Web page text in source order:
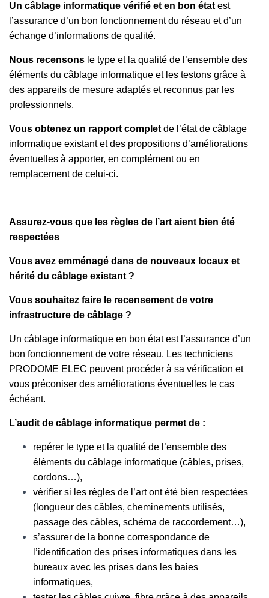
Un câblage informatique vérifié et en bon étatest
l’assurance d’un bon fonctionnement du réseau et d’un
échange d’informations de qualité.
Nous recensons le type et la qualité de l’ensemble des
éléments du câblage informatique et les testons grâce à
des appareils de mesure adaptés et reconnus par les
professionnels.
Vous obtenez un rapport completde l’état de câblage
informatique existant et des propositions d’améliorations
éventuelles à apporter, en complément ou en
remplacement de celui-ci.
Assurez-vous que les règles de l’art aient bien été
respectées
Vous avez emménagé dans de nouveaux locaux et
hérité du câblage existant ?
Vous souhaitez faire le recensement de votre
infrastructure de câblage ?
Un câblage informatique en bon état est l’assurance d’un
bon fonctionnement de votre réseau. Les techniciens
PRODOME ELEC peuvent procéder à sa vérification et
vous préconiser des améliorations éventuelles le cas
échéant.
L’audit de câblage informatique permet de :
repérer le type et la qualité de l’ensemble des
éléments du câblage informatique (câbles, prises,
cordons…),
vérifier si les règles de l’art ont été bien respectées
(longueur des câbles, cheminements utilisés,
passage des câbles, schéma de raccordement…),
s’assurer de la bonne correspondance de
l’identification des prises informatiques dans les
bureaux avec les prises dans les baies
informatiques,